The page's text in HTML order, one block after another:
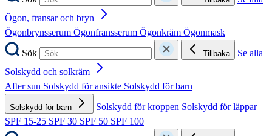
Ögon, fransar och bryn
Ögonbrynsserum Ögonfransserum Ögonkräm Ögonmask
Sök
Tillbaka
Se alla
Solskydd och solkräm
After sun Solskydd för ansikte Solskydd för barn
Solskydd för barn Solskydd för kroppen Solskydd för läppar
SPF 15-25 SPF 30 SPF 50 SPF 100